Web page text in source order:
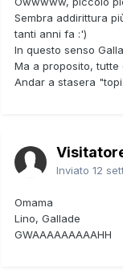
Sembra addirittura
tanti anni fa :')
In questo senso
Ma a proposito, tutte
Andar a stasera
Inviato 12
Omama
Lino, Gallade
GWAAAAAAAAAHH